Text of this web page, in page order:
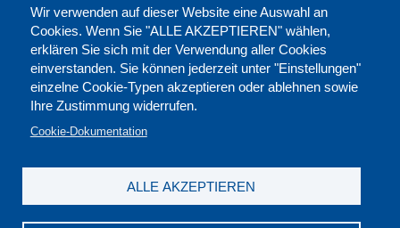
Wir verwenden auf dieser Website eine Auswahl an
Cookies. Wenn Sie "ALLE AKZEPTIEREN" wählen,
erklären Sie sich mit der Verwendung aller Cookies
einverstanden. Sie können jederzeit unter "Einstellungen"
einzelne Cookie-Typen akzeptieren oder ablehnen sowie
Ihre Zustimmung widerrufen.
Cookie-Dokumentation
ALLE AKZEPTIEREN